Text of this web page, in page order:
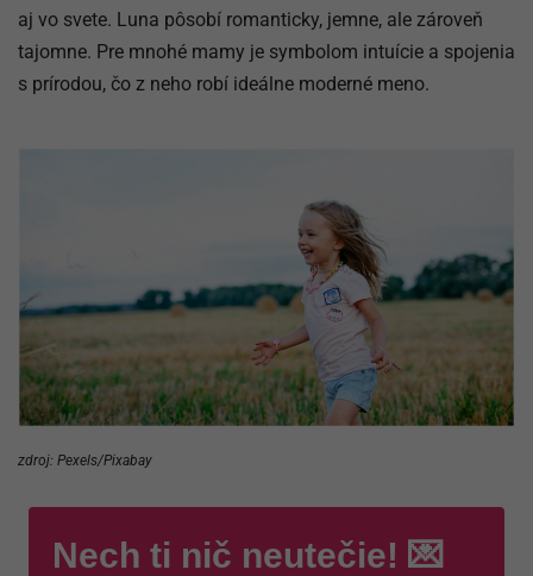
aj vo svete. Luna pôsobí romanticky, jemne, ale zároveň
tajomne. Pre mnohé mamy je symbolom intuície a spojenia
s prírodou, čo z neho robí ideálne moderné meno.
zdroj: Pexels/Pixabay
Nech ti nič neutečie! 💌